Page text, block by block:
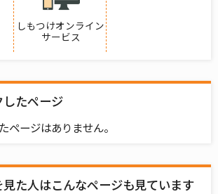
しもつけオンライン
サービス
たページ
ページはありません。
見た人はこんなページも見ています